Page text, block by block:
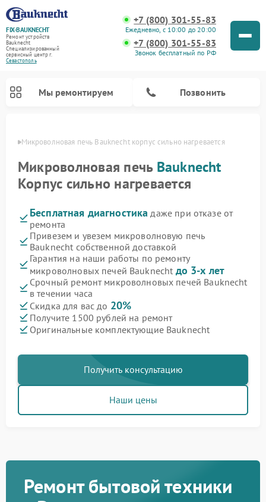
FIX-BAUKNECHT
Ремонт устройств
Bauknecht
Специализированный
cервисный центр г.
Севастополь
+7 (800) 301-55-83
Ежедневно, с 10:00 до 20:00
+7 (800) 301-55-83
Звонок бесплатный по РФ
Мы ремонтируем Позвонить
Микроволновая печь Bauknecht корпус сильно нагревается
Микроволновая печь Bauknecht
Корпус сильно нагревается
Бесплатная диагностика даже при отказе от
ремонта
Привезем и увезем микроволновую печь
Bauknecht собственной доставкой
Гарантия на наши работы по ремонту
микроволновых печей Bauknecht до 3-х лет
Срочный ремонт микроволновых печей Bauknecht
в течении часа
Скидка для вас до 20%
Получите 1500 рублей на ремонт
Оригинальные комплектующие Bauknecht
Получить консультацию
Наши цены
Ремонт бытовой техники